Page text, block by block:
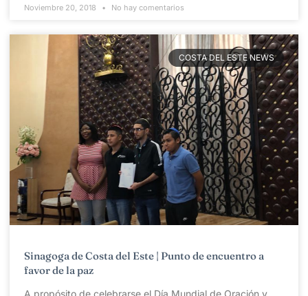
Noviembre 20, 2018 No hay comentarios
COSTA DEL ESTE NEWS
Sinagoga de Costa del Este | Punto de encuentro a
favor de la paz
A propósito de celebrarse el Día Mundial de Oración y